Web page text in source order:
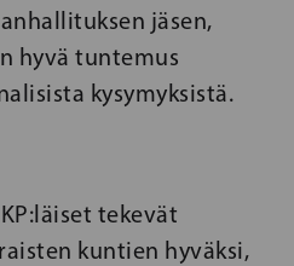
jäsen,
hyvä tuntemus
kysymyksistä.
tekevät
kuntien hyväksi,